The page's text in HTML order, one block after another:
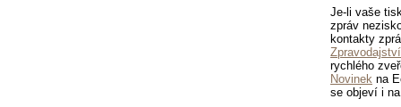
Je-li vaše
zpráv
kontakty
rychlého
Novinek na
se objeví i